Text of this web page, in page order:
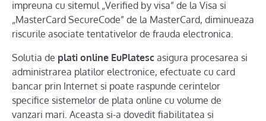
impreuna cu sitemul „Verified by visa” de la Visa si
„MasterCard SecureCode” de la MasterCard, diminueaza
riscurile asociate tentativelor de frauda electronica.
Solutia de plati online EuPlatesc asigura procesarea si
administrarea platilor electronice, efectuate cu card
bancar prin Internet si poate raspunde cerintelor
specifice sistemelor de plata online cu volume de
vanzari mari. Aceasta si-a dovedit fiabilitatea si